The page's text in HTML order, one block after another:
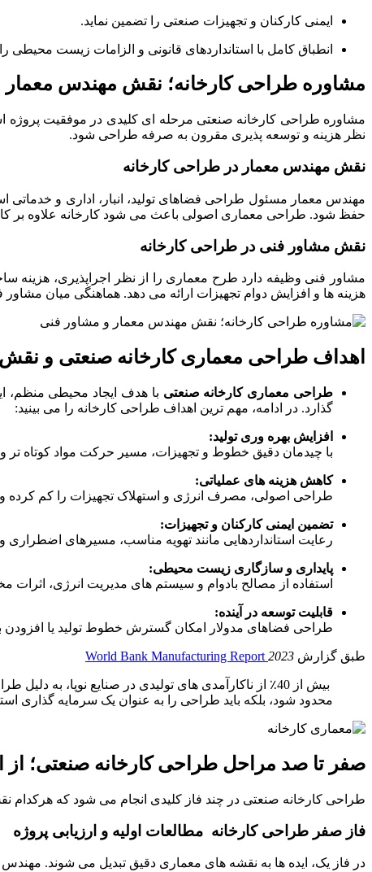
ایمنی کارکنان و تجهیزات صنعتی را تضمین نماید.
انطباق کامل با استانداردهای قانونی و الزامات زیست محیطی
مشاوره طراحی کارخانه؛ نقش مهندس معمار
مشاوره طراحی کارخانه صنعتی مرحله ای کلیدی در موفقیت پروژه
نظر هزینه و توسعه پذیری مقرون به صرفه طراحی شود.
نقش مهندس معمار در طراحی کارخانه
مهندس معمار مسئول طراحی فضاهای تولید، انبار، اداری و خدماتی
حفظ شود. طراحی معماری اصولی باعث می شود کارخانه علاوه بر
نقش مشاور فنی در طراحی کارخانه
مشاور فنی وظیفه دارد طرح معماری را از نظر اجراپذیری، هزینه
هزینه ها و افزایش دوام تجهیزات ارائه می دهد. هماهنگی میان
اهداف طراحی معماری کارخانه صنعتی و نقش
طراحی معماری کارخانه صنعتی با هدف ایجاد محیطی منظم،
گذارد. در ادامه، مهم ترین اهداف طراحی کارخانه را می بینید:
افزایش بهره وری تولید:
با چیدمان دقیق خطوط و تجهیزات، مسیر حرکت مواد کوتاه تر
کاهش هزینه های عملیاتی:
طراحی اصولی، مصرف انرژی و استهلاک تجهیزات را کم کرده و
تضمین ایمنی کارکنان و تجهیزات:
رعایت استانداردهایی مانند تهویه مناسب، مسیرهای
پایداری و سازگاری زیست محیطی:
استفاده از مصالح بادوام و سیستم های مدیریت انرژی،
قابلیت توسعه در آینده:
طراحی فضاهای مدولار امکان گسترش خطوط تولید یا
طبق گزارش World Bank Manufacturing Report 2023
بیش از 40٪ از ناکارآمدی های تولیدی در صنایع نوپا، به دلیل طراحی غیراصولی در مرحله اول ساخت کارخانه اتفاق می افتد از همین رو،
محدود شود، بلکه باید طراحی را به عنوان یک سرمایه
صفر تا صد مراحل طراحی کارخانه صنعتی؛ از
طراحی کارخانه صنعتی در چند فاز کلیدی انجام می شود که هرکدام
فاز صفر طراحی کارخانه مطالعات اولیه و ارزیابی پروژه
در فاز یک، ایده ها به نقشه های معماری دقیق تبدیل می شوند.